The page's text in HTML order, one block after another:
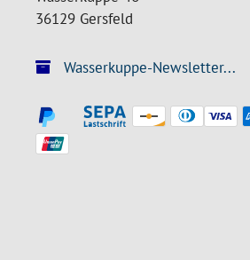
36129 Gersfeld
Wasserkuppe-Newsletter...